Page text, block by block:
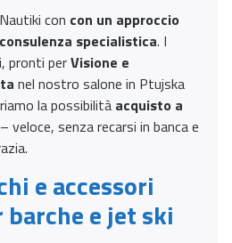
con con un approccio
specialistica. I
pronti perVisione e
nel nostro salone in Ptujska
la possibilità acquisto a
veloce, senza recarsi in banca e
e accessori
e jet ski